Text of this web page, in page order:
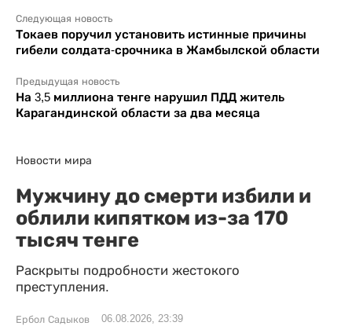
Следующая новость
Токаев поручил установить истинные причины
гибели солдата-срочника в Жамбылской области
Предыдущая новость
На 3,5 миллиона тенге нарушил ПДД житель
Карагандинской области за два месяца
Новости мира
Мужчину до смерти избили и
облили кипятком из-за 170
тысяч тенге
Раскрыты подробности жестокого
преступления.
Ербол Садыков 06.08.2026, 23:39